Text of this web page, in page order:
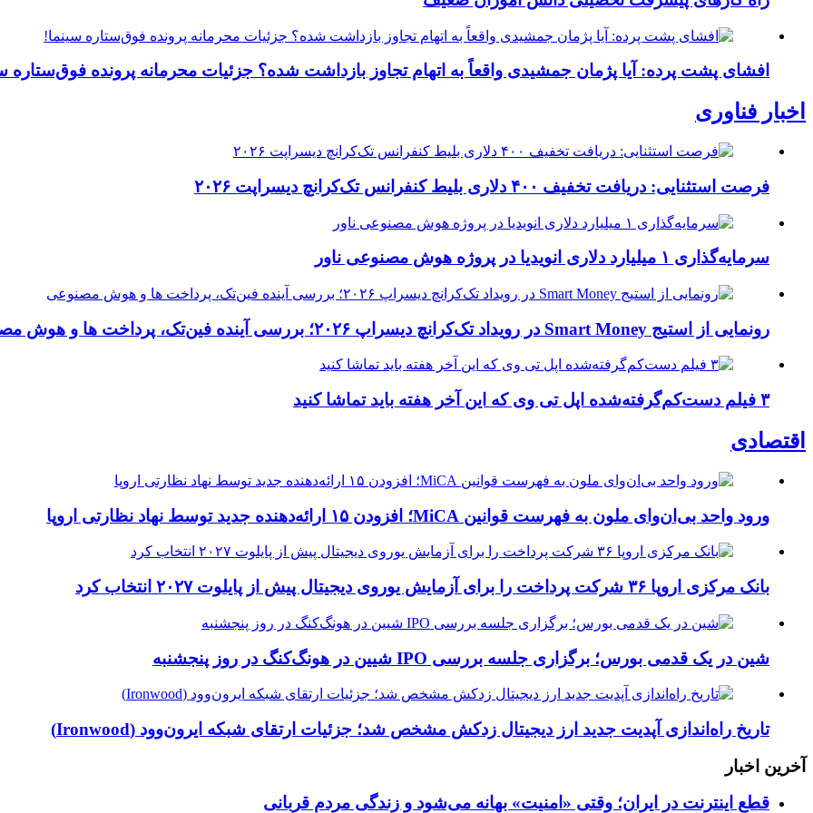
افشای پشت پرده: آیا پژمان جمشیدی واقعاً به اتهام تجاوز بازداشت شده؟ جزئیات محرمانه پرونده فوق‌ستاره
اخبار فناوری
فرصت استثنایی: دریافت تخفیف ۴۰۰ دلاری بلیط کنفرانس تک‌کرانچ دیسراپت ۲۰۲۶
سرمایه‌گذاری ۱ میلیارد دلاری انویدیا در پروژه هوش مصنوعی ناور
رونمایی از استیج Smart Money در رویداد تک‌کرانچ دیسراپ ۲۰۲۶؛ بررسی آینده فین‌تک، پرداخت‌ ها و هوش مصنوعی
۳ فیلم دست‌کم‌گرفته‌شده اپل تی وی که این آخر هفته باید تماشا کنید
اقتصادی
ورود واحد بی‌ان‌وای ملون به فهرست قوانین MiCA؛ افزودن ۱۵ ارائه‌دهنده جدید توسط نهاد نظارتی اروپا
بانک مرکزی اروپا ۳۶ شرکت پرداخت را برای آزمایش یوروی دیجیتال پیش از پایلوت ۲۰۲۷ انتخاب کرد
شین در یک قدمی بورس؛ برگزاری جلسه بررسی IPO شیین در هونگ‌کنگ در روز پنجشنبه
تاریخ راه‌اندازی آپدیت جدید ارز دیجیتال زدکش مشخص شد؛ جزئیات ارتقای شبکه ایرون‌وود (Ironwood)
آخرین اخبار
قطع اینترنت در ایران؛ وقتی «امنیت» بهانه می‌شود و زندگی مردم قربانی